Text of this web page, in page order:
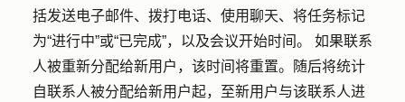
括发送电子邮件、拨打电话、使用聊天、将任务标记
为“进行中”或“已完成”，以及会议开始时间。 如果联系
人被重新分配给新用户，该时间将重置。随后将统计
自联系人被分配给新用户起，至新用户与该联系人进